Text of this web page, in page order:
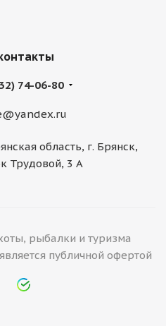
74-06-80
область, г. Брянск,
Трудовой, 3 А
рыбалки и туризма
публичной офертой